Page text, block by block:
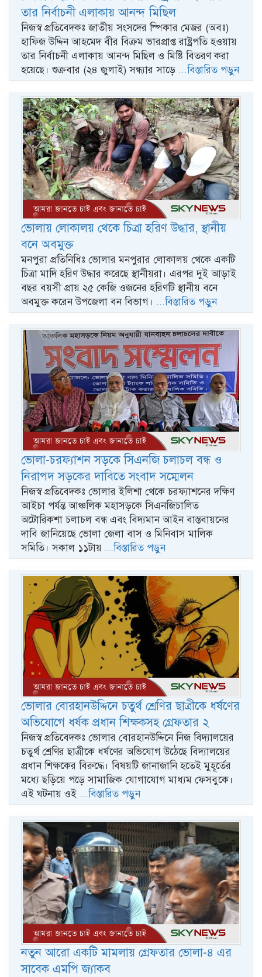
তার নির্বাচনী এলাকায় আনন্দ মিছিল
নিজস্ব প্রতিবেদকঃ জাতীয় সংসদের স্পিকার মেজর (অবঃ)
হাফিজ উদ্দিন আহমেদ বীর বিক্রম ভারপ্রাপ্ত রাষ্ট্রপতি হওয়ায়
তার নির্বাচনী এলাকায় আনন্দ মিছিল ও মিষ্টি বিতরণ করা
হয়েছে। শুক্রবার (২৪ জুলাই) সন্ধ্যার সাড়ে ...বিস্তারিত পড়ুন
ভোলায় লোকালয় থেকে চিত্রা হরিণ উদ্ধার, স্থানীয়
বনে অবমুক্ত
মনপুরা প্রতিনিধিঃ ভোলার মনপুরার লোকালয় থেকে একটি
চিত্রা মাদি হরিণ উদ্ধার করেছে স্থানীয়রা। এরপর দুই আড়াই
বছর বয়সী প্রায় ২৫ কেজি ওজনের হরিণটি স্থানীয় বনে
অবমুক্ত করেন উপজেলা বন বিভাগ। ...বিস্তারিত পড়ুন
ভোলা-চরফ্যাশন সড়কে সিএনজি চলাচল বন্ধ ও
নিরাপদ সড়কের দাবিতে সংবাদ সম্মেলন
নিজস্ব প্রতিবেদকঃ ভোলার ইলিশা থেকে চরফ্যাশনের দক্ষিণ
আইচা পর্যন্ত আঞ্চলিক মহাসড়কে সিএনজিচালিত
অটোরিকশা চলাচল বন্ধ এবং বিদ্যমান আইন বাস্তবায়নের
দাবি জানিয়েছে ভোলা জেলা বাস ও মিনিবাস মালিক
সমিতি। সকাল ১১টায় ...বিস্তারিত পড়ুন
ভোলার বোরহানউদ্দিনে চতুর্থ শ্রেণির ছাত্রীকে ধর্ষণের
অভিযোগে ধর্ষক প্রধান শিক্ষকসহ গ্রেফতার ২
নিজস্ব প্রতিবেদকঃ ভোলার বোরহানউদ্দিনে নিজ বিদ্যালয়ের
চতুর্থ শ্রেণির ছাত্রীকে ধর্ষণের অভিযোগ উঠেছে বিদ্যালয়ের
প্রধান শিক্ষকের বিরুদ্ধে। বিষয়টি জানাজানি হতেই মুহূর্তের
মধ্যে ছড়িয়ে পড়ে সামাজিক যোগাযোগ মাধ্যম ফেসবুকে।
এই ঘটনায় ওই ...বিস্তারিত পড়ুন
নতুন আরো একটি মামলায় গ্রেফতার ভোলা-৪ এর
সাবেক এমপি জ্যাকব